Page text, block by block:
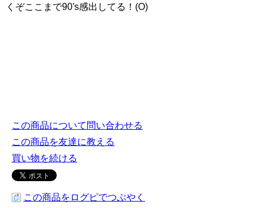
くぞここまで90's感出してる！(O)
この商品について問い合わせる
この商品を友達に教える
買い物を続ける
この商品をログピでつぶやく